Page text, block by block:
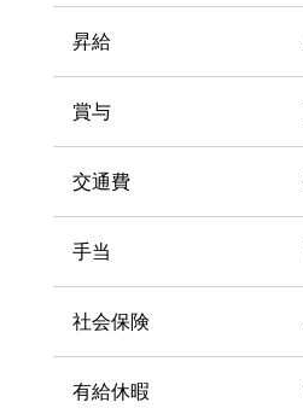
昇給
賞与
交通費
手当
社会保険
有給休暇